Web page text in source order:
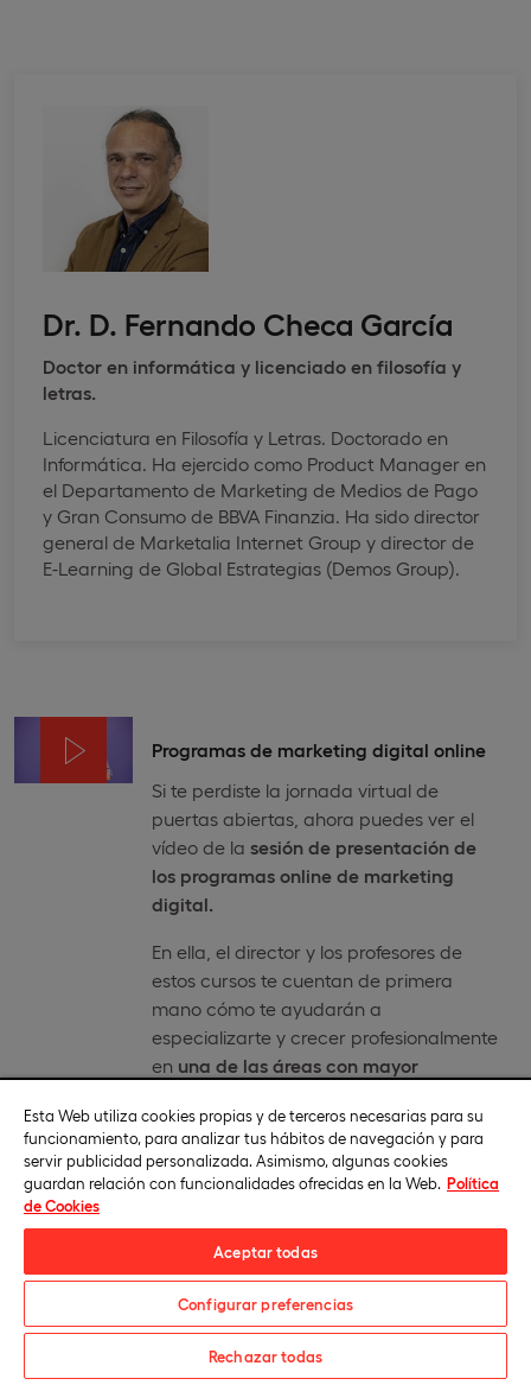
Dr. D. Fernando Checa García
Doctor en informática y licenciado en filosofía y
letras.
Licenciatura en Filosofía y Letras. Doctorado en
Informática. Ha ejercido como Product Manager en
el Departamento de Marketing de Medios de Pago
y Gran Consumo de BBVA Finanzia. Ha sido director
general de Marketalia Internet Group y director de
E-Learning de Global Estrategias (Demos Group).
Programas de marketing digital online
Si te perdiste la jornada virtual de
puertas abiertas, ahora puedes ver el
vídeo de la sesión de presentación de
los programas online de marketing
digital.
En ella, el director y los profesores de
estos cursos te cuentan de primera
mano cómo te ayudarán a
especializarte y crecer profesionalmente
en una de las áreas con mayor
Excelencia avalada por los mejores
Matricúlate
Esta Web utiliza cookies propias y de terceros necesarias para su
funcionamiento, para analizar tus hábitos de navegación y para
servir publicidad personalizada. Asimismo, algunas cookies
guardan relación con funcionalidades ofrecidas en la Web. Política
de Cookies
Aceptar todas
Configurar preferencias
Rechazar todas